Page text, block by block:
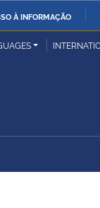
À INFORMAÇÃO
Relações